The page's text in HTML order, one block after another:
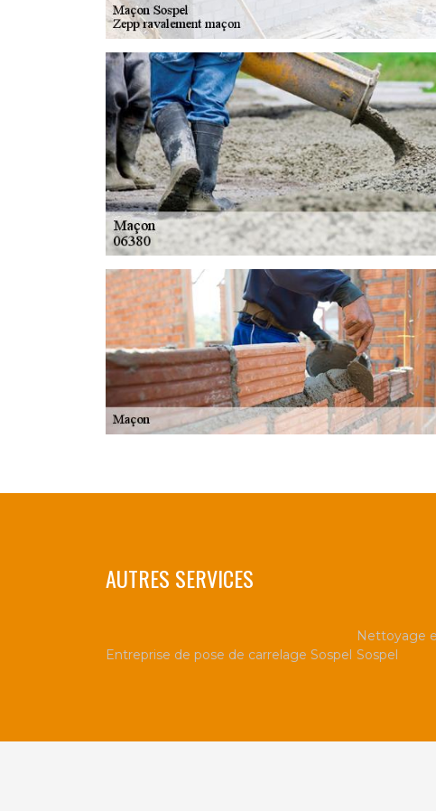
AUTRES SERVICES
Entreprise de pose de carrelage Sospel
Nettoyage
Sospel